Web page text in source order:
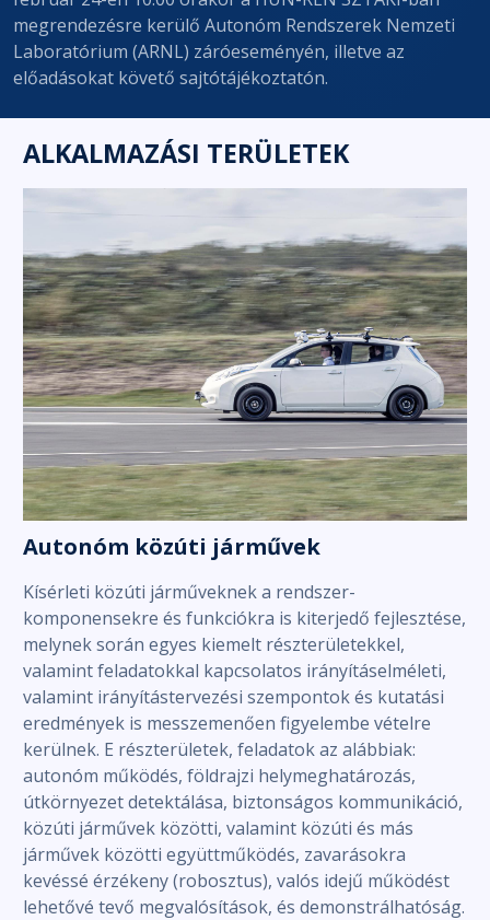
megrendezésre kerülő Autonóm Rendszerek Nemzeti
Laboratórium (ARNL) záróeseményén, illetve az
előadásokat követő sajtótájékoztatón.
ALKALMAZÁSI TERÜLETEK
Autonóm közúti járművek
Kísérleti közúti járműveknek a rendszer-
komponensekre és funkciókra is kiterjedő fejlesztése,
melynek során egyes kiemelt részterületekkel,
valamint feladatokkal kapcsolatos irányításelméleti,
valamint irányítástervezési szempontok és kutatási
eredmények is messzemenően figyelembe vételre
kerülnek. E részterületek, feladatok az alábbiak:
autonóm működés, földrajzi helymeghatározás,
útkörnyezet detektálása, biztonságos kommunikáció,
közúti járművek közötti, valamint közúti és más
járművek közötti együttműködés, zavarásokra
kevéssé érzékeny (robosztus), valós idejű működést
lehetővé tevő megvalósítások, és demonstrálhatóság.